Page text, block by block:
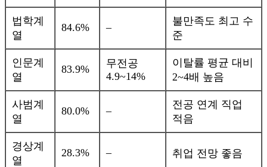
법학계
열
84.6% –
불만족도 최고 수
준
인문계
열
83.9%
무전공
4.9~14%
이탈률 평균 대비
2~4배 높음
사범계
열
80.0% –
전공 연계 직업
적음
경상계
열
28.3% – 취업 전망 좋음